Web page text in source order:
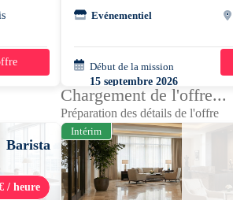
Evénementiel
Début de la mission
15 septembre 2026
08h00 - 17h00
Barista
/ heure
Chargement de l'offre...
Préparation des détails de l'offre
Intérim